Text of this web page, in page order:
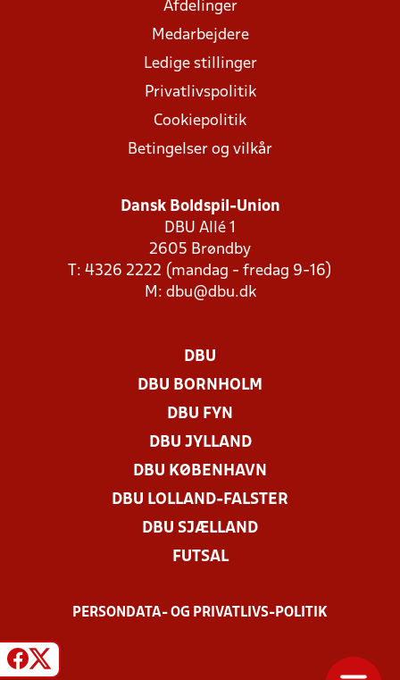
Afdelinger
Medarbejdere
Ledige stillinger
Privatlivspolitik
Cookiepolitik
Betingelser og vilkår
Dansk Boldspil-Union
DBU Allé 1
2605 Brøndby
T: 4326 2222 (mandag - fredag 9-16)
M: dbu@dbu.dk
DBU
DBU BORNHOLM
DBU FYN
DBU JYLLAND
DBU KØBENHAVN
DBU LOLLAND-FALSTER
DBU SJÆLLAND
FUTSAL
PERSONDATA- OG PRIVATLIVS-POLITIK